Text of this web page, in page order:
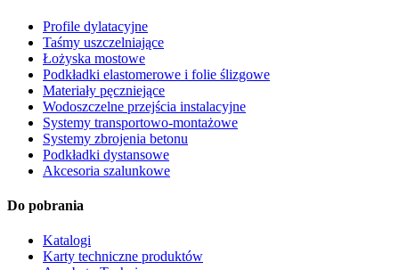
Profile dylatacyjne
Taśmy uszczelniające
Łożyska mostowe
Podkładki elastomerowe i folie ślizgowe
Materiały pęczniejące
Wodoszczelne przejścia instalacyjne
Systemy transportowo-montażowe
Systemy zbrojenia betonu
Podkładki dystansowe
Akcesoria szalunkowe
Do pobrania
Katalogi
Karty techniczne produktów